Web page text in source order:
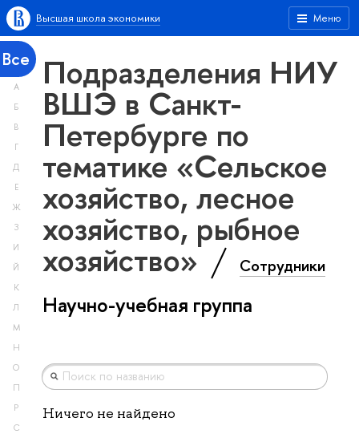
Меню
Высшая школа экономики
Все
А
Б
В
Г
Д
Е
Ж
З
И
Й
К
Л
М
Н
О
П
Р
С
Подразделения НИУ
ВШЭ в Санкт-
Петербурге по
тематике «Сельское
хозяйство, лесное
хозяйство, рыбное
хозяйство» Сотрудники
Научно-учебная группа
Ничего не найдено